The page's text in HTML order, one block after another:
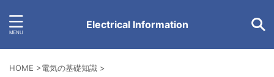
Electrical Information
HOME >電気の基礎知識 >